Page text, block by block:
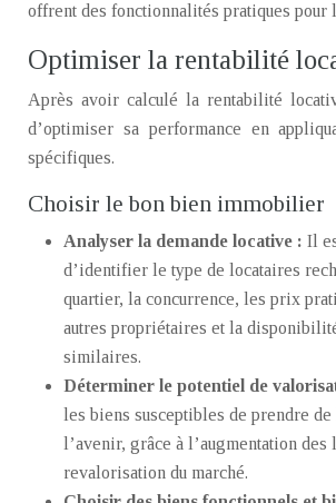
offrent des fonctionnalités pratiques pour
Optimiser la rentabilité
Après avoir calculé la rentabilité
d’optimiser sa performance en
spécifiques.
Choisir le bon bien immobilier
Analyser la demande locative : Il
d’identifier le type de locataires
quartier, la concurrence, les prix
autres propriétaires et la
similaires.
Déterminer le potentiel de
les biens susceptibles de prendre de
l’avenir, grâce à l’augmentation des
revalorisation du marché.